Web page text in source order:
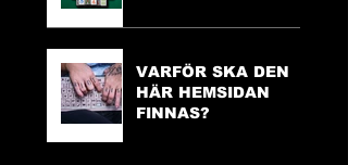
VARFÖR SKA DEN
HÄR HEMSIDAN
FINNAS?